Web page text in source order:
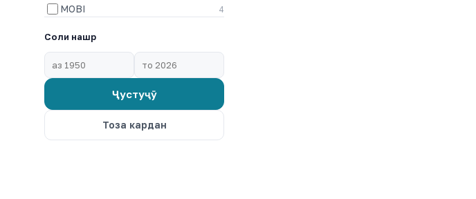
MOBI 4
Соли нашр
Ҷустуҷӯ
Тоза кардан